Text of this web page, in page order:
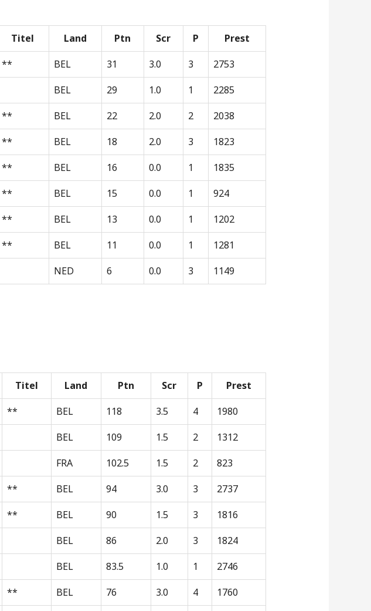
Titel Land Ptn Scr P
Prest
** BEL 31 3.0 3
2753
BEL 29 1.0 1
2285
** BEL 22 2.0 2
2038
** BEL 18 2.0 3
1823
** BEL 16 0.0 1
1835
** BEL 15 0.0 1
924
** BEL 13 0.0 1
1202
** BEL 11 0.0 1
1281
NED 6 0.0 3 1149
Titel Land Ptn Scr P
Prest
** BEL 118 3.5 4
1980
BEL 109 1.5 2
1312
FRA 102.5 1.5 2
823
** BEL 94 3.0 3
2737
** BEL 90 1.5 3
1816
BEL 86 2.0 3
1824
BEL 83.5 1.0 1
2746
** BEL 76 3.0 4
1760